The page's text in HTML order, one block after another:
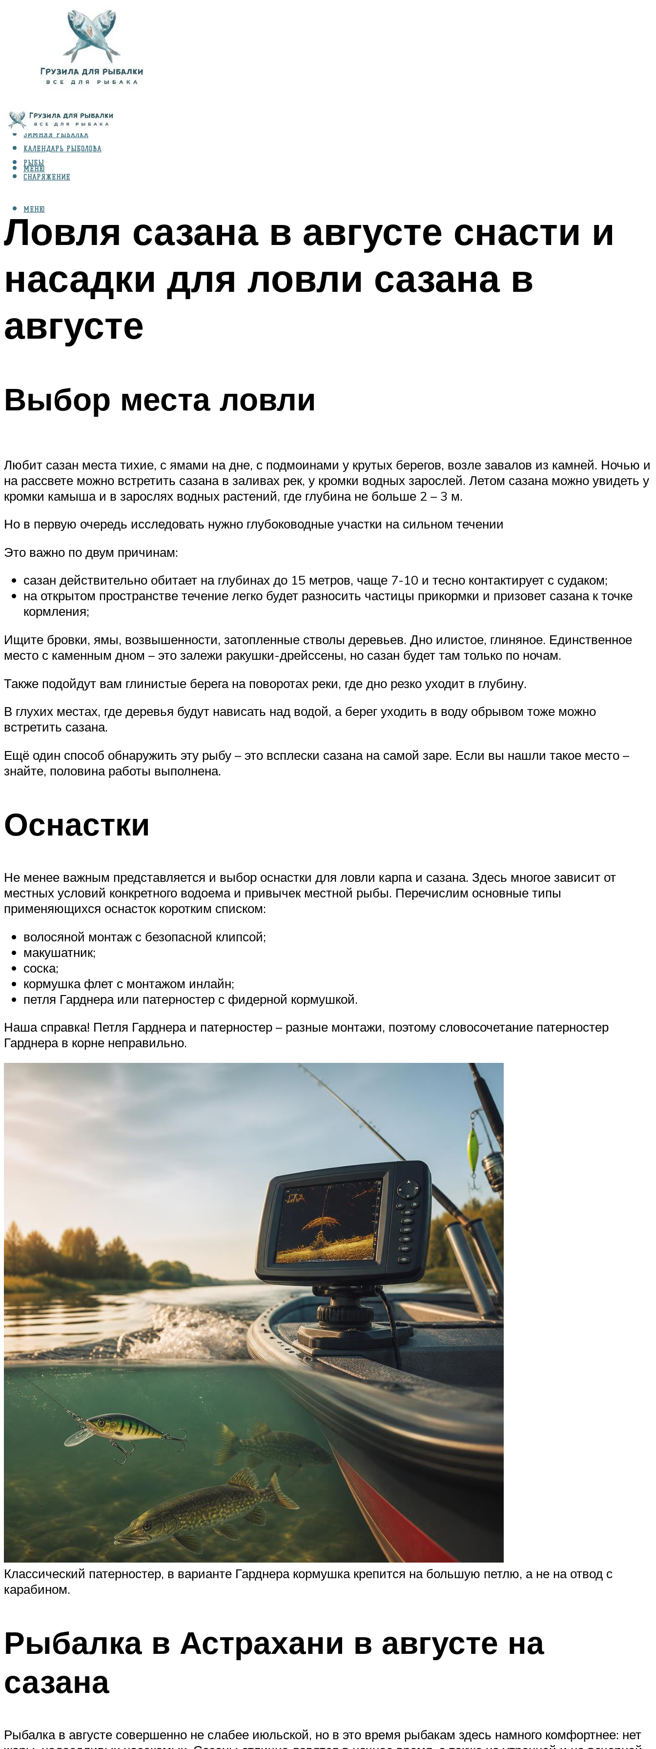
ВИДЫ ЛОВЛИ
ЗИМНЯЯ РЫБАЛКА
КАЛЕНДАРЬ РЫБОЛОВА
РЫБЫ
СНАРЯЖЕНИЕ
МЕНЮ
МЕНЮ
Ловля сазана в августе снасти и
насадки для ловли сазана в
августе
Выбор места ловли
Любит сазан места тихие, с ямами на дне, с подмоинами у крутых берегов, возле завалов из камней. Ночью и
на рассвете можно встретить сазана в заливах рек, у кромки водных зарослей. Летом сазана можно увидеть у
кромки камыша и в зарослях водных растений, где глубина не больше 2 – 3 м.
Но в первую очередь исследовать нужно глубоководные участки на сильном течении
Это важно по двум причинам:
сазан действительно обитает на глубинах до 15 метров, чаще 7-10 и тесно контактирует с судаком;
на открытом пространстве течение легко будет разносить частицы прикормки и призовет сазана к точке
кормления;
Ищите бровки, ямы, возвышенности, затопленные стволы деревьев. Дно илистое, глиняное. Единственное
место с каменным дном – это залежи ракушки-дрейссены, но сазан будет там только по ночам.
Также подойдут вам глинистые берега на поворотах реки, где дно резко уходит в глубину.
В глухих местах, где деревья будут нависать над водой, а берег уходить в воду обрывом тоже можно
встретить сазана.
Ещё один способ обнаружить эту рыбу – это всплески сазана на самой заре. Если вы нашли такое место –
знайте, половина работы выполнена.
Оснастки
Не менее важным представляется и выбор оснастки для ловли карпа и сазана. Здесь многое зависит от
местных условий конкретного водоема и привычек местной рыбы. Перечислим основные типы
применяющихся оснасток коротким списком:
волосяной монтаж с безопасной клипсой;
макушатник;
соска;
кормушка флет с монтажом инлайн;
петля Гарднера или патерностер с фидерной кормушкой.
Наша справка! Петля Гарднера и патерностер – разные монтажи, поэтому словосочетание патерностер
Гарднера в корне неправильно.
Классический патерностер, в варианте Гарднера кормушка крепится на большую петлю, а не на отвод с
карабином.
Рыбалка в Астрахани в августе на
сазана
Рыбалка в августе совершенно не слабее июльской, но в это время рыбакам здесь намного комфортнее: нет